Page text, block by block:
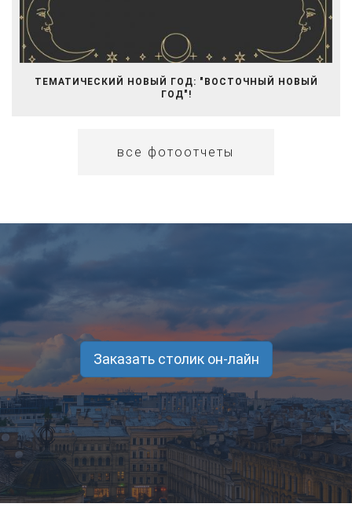
ТЕМАТИЧЕСКИЙ НОВЫЙ ГОД: "ВОСТОЧНЫЙ НОВЫЙ
ГОД"!
все фотоотчеты
Заказать столик он-лайн